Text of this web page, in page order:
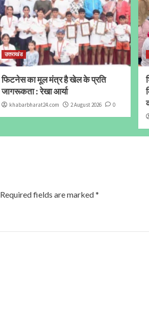
उत्तराखंड
फिटनेस का मूल मंत्र है खेल के प्रति
जागरूकता : रेखा आर्या
khabarbharat24.com 2 August 2026 0
Required fields are marked*